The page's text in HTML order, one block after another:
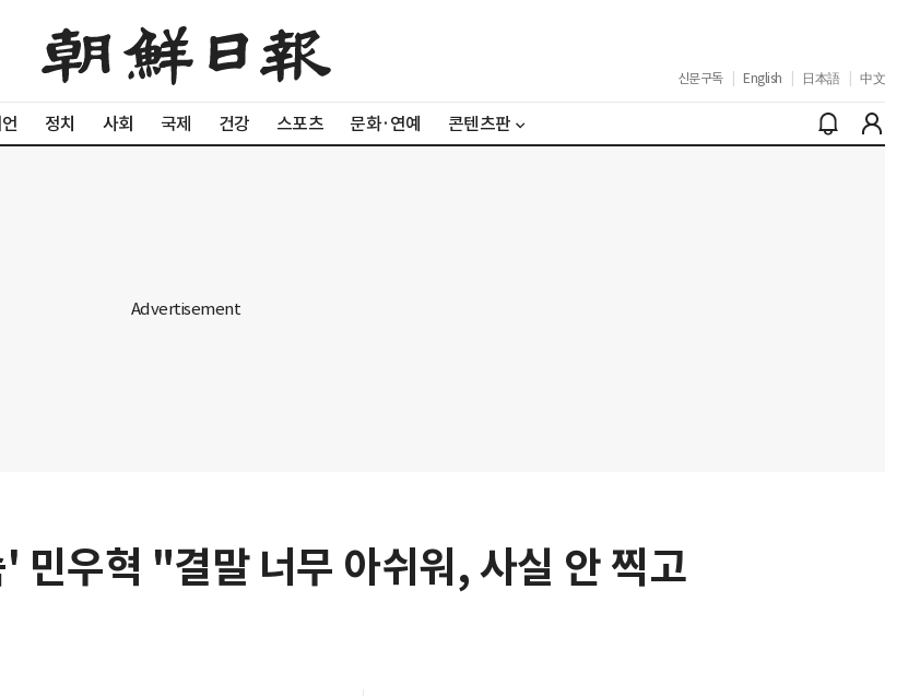
신문구독 English 日本語 中文
정치 사회 국제 건강 스포츠 문화·연예 콘텐츠판
우혁 "결말 너무 아쉬워, 사실 안 찍고